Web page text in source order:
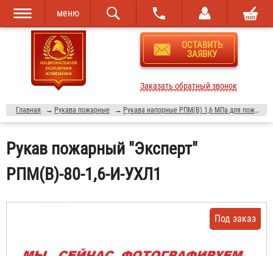
Перейти к
основному
содержанию
Skip to
navigation
меню
ОСТАВИТЬ
ЗАЯВКУ
Заказать обратный звонок
Главная → Рукава пожарные → Рукава напорные РПМ(В) 1,6 МПа для пожарной техники
Рукав пожарный "Эксперт"
РПМ(В)-80-1,6-И-УХЛ1
Под заказ